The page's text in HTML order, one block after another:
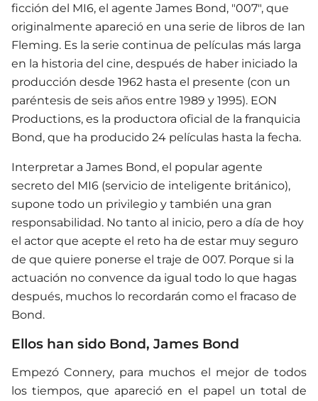
ficción del MI6, el agente James Bond, "007", que
originalmente apareció en una serie de libros de Ian
Fleming. Es la serie continua de películas más larga
en la historia del cine, después de haber iniciado la
producción desde 1962 hasta el presente (con un
paréntesis de seis años entre 1989 y 1995). EON
Productions, es la productora oficial de la franquicia
Bond, que ha producido 24 películas hasta la fecha.
Interpretar a James Bond, el popular agente
secreto del MI6 (servicio de inteligente británico),
supone todo un privilegio y también una gran
responsabilidad. No tanto al inicio, pero a día de hoy
el actor que acepte el reto ha de estar muy seguro
de que quiere ponerse el traje de 007. Porque si la
actuación no convence da igual todo lo que hagas
después, muchos lo recordarán como el fracaso de
Bond.
Ellos han sido Bond, James Bond
Empezó Connery, para muchos el mejor de todos
los tiempos, que apareció en el papel un total de